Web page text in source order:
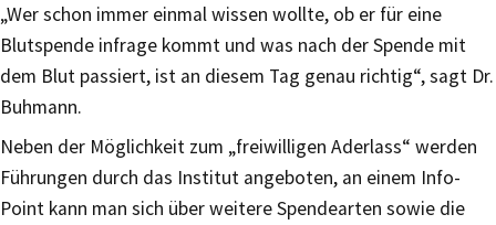
„Wer schon immer einmal wissen wollte, ob er für eine
Blutspende infrage kommt und was nach der Spende mit
dem Blut passiert, ist an diesem Tag genau richtig“, sagt Dr.
Buhmann.
Neben der Möglichkeit zum „freiwilligen Aderlass“ werden
Führungen durch das Institut angeboten, an einem Info-
Point kann man sich über weitere Spendearten sowie die